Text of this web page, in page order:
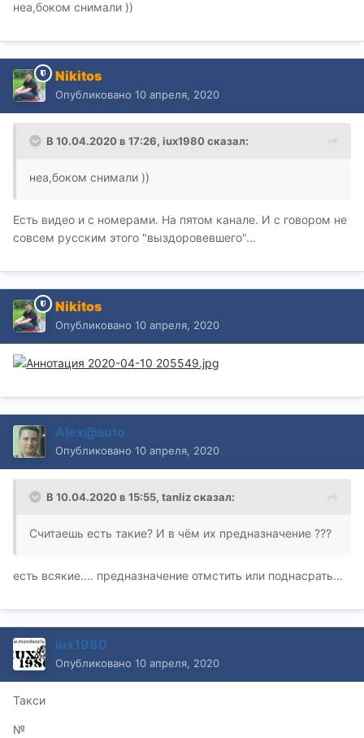
неа,боком снимали ))
Nikitos
Опубликовано 10 апреля, 2020
В 10.04.2020 в 17:26, iux1980сказал:
неа,боком снимали ))
Есть видео и с номерами. На пятом канале. И с говором не
совсем русским этого "выздоровевшего"...
Nikitos
Опубликовано 10 апреля, 2020
Alex@auto
Опубликовано 10 апреля, 2020
В 10.04.2020 в 15:55, tanlizсказал:
Считаешь есть такие? И в чём их предназначение ???
есть всякие.... предназначение отмстить или поднасрать...
iux1980
Опубликовано 10 апреля, 2020
Такси
№